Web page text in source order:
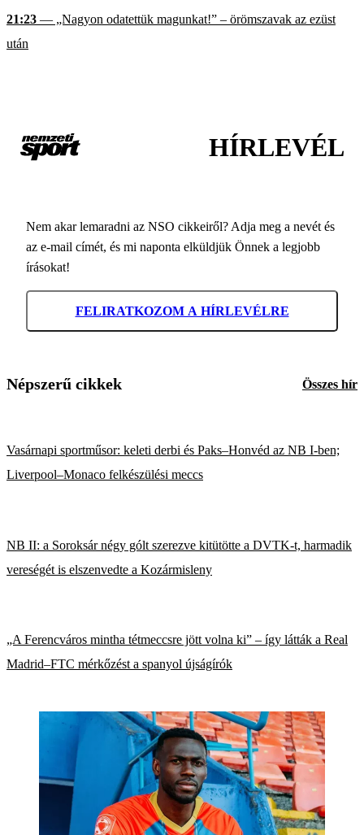
21:23 — „Nagyon odatettük magunkat!” – örömszavak az ezüst
után
HÍRLEVÉL
Nem akar lemaradni az NSO cikkeiről? Adja meg a nevét és
az e-mail címét, és mi naponta elküldjük Önnek a legjobb
írásokat!
FELIRATKOZOM A HÍRLEVÉLRE
Népszerű cikkek Összes hír
Vasárnapi sportműsor: keleti derbi és Paks–Honvéd az NB I-ben;
Liverpool–Monaco felkészülési meccs
NB II: a Soroksár négy gólt szerezve kitütötte a DVTK-t, harmadik
vereségét is elszenvedte a Kozármisleny
„A Ferencváros mintha tétmeccsre jött volna ki” – így látták a Real
Madrid–FTC mérkőzést a spanyol újságírók